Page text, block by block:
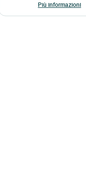
Più informazioni